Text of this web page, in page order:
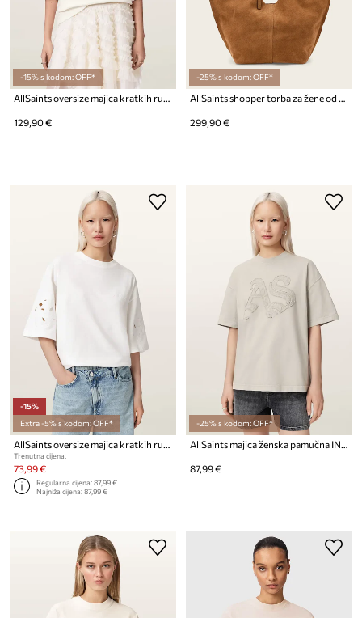
-15% s kodom: OFF*
AllSaints oversize majica kratkih rukava ženska od pamuka ICON
129,90 €
-25% s kodom: OFF*
AllSaints shopper torba za žene od brušene kože ARA
299,90 €
-15%
Extra -5% s kodom: OFF*
Trenutna cijena:
73,99 €
Regularna cijena:87,99 €
Najniža cijena:87,99 €
-25% s kodom: OFF*
87,99 €